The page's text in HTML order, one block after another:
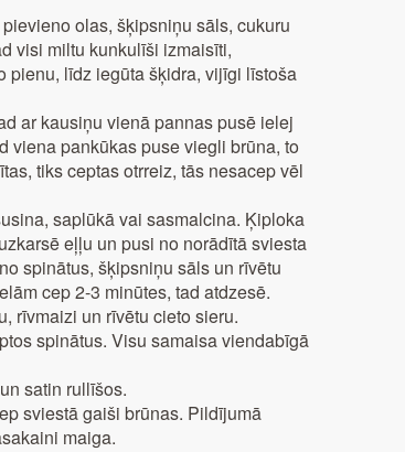
olas, šķipsniņu sāls, cukuru
visi miltu kunkulīši izmaisīti,
pienu, līdz iegūta šķidra, vijīgi līstoša
ar kausiņu vienā pannas pusē ielej
viena pankūkas puse viegli brūna, to
tiks ceptas otrreiz, tās nesacep vēl
saplūkā vai sasmalcina. Ķiploka
eļļu un pusi no norādītā sviesta
spinātus, šķipsniņu sāls un rīvētu
cep 2-3 minūtes, tad atdzesē.
rīvmaizi un rīvētu cieto sieru.
spinātus. Visu samaisa viendabīgā
satin rullīšos.
sviestā gaiši brūnas. Pildījumā
maiga.